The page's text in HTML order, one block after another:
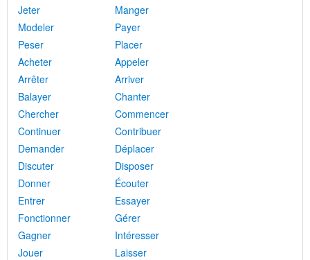
Jeter
Manger
Modeler
Payer
Peser
Placer
Acheter
Appeler
Arrêter
Arriver
Balayer
Chanter
Chercher
Commencer
Continuer
Contribuer
Demander
Déplacer
Discuter
Disposer
Donner
Écouter
Entrer
Essayer
Fonctionner
Gérer
Gagner
Intéresser
Jouer
Laisser